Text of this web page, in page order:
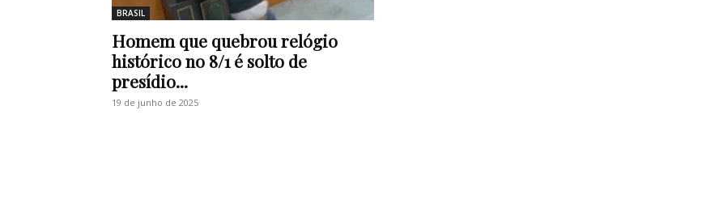
BRASIL
Homem que quebrou relógio
histórico no 8/1 é solto de
presídio...
19 de junho de 2025